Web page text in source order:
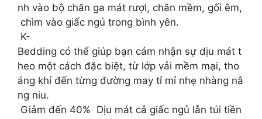
nh vào bộ chăn ga mát rượi, chăn mềm, gối êm,
chìm vào giấc ngủ trong bình yên.
K-
Bedding có thể giúp bạn cảm nhận sự dịu mát t
heo một cách đặc biệt, từ lớp vải mềm mại, tho
áng khí đến từng đường may tỉ mỉ nhẹ nhàng nâ
ng niu.
Giảm đến 40% Dịu mát cả giấc ngủ lẫn túi tiền